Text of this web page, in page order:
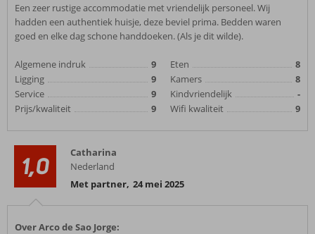
Een zeer rustige accommodatie met vriendelijk personeel. Wij
hadden een authentiek huisje, deze beviel prima. Bedden waren
goed en elke dag schone handdoeken. (Als je dit wilde).
Algemene indruk
9
Ligging
9
Service
9
Prijs/kwaliteit
9
Eten
8
Kamers
8
Kindvriendelijk
-
Wifi kwaliteit
9
1,0
Catharina
Nederland
Met partner, 24 mei 2025
Over Arco de Sao Jorge: